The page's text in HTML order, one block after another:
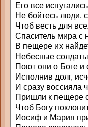
Его все
Не бойтесь люди,
Чтоб весть для
Спаситель мира с
В пещере их
Небесные
Поют они о Боге и
Исполнив долг,
И сразу воссияла
Пришли к пещере
Чтоб Богу
Иосиф и Мария